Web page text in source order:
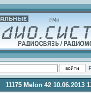
11175 Melon 42 10.06.2013